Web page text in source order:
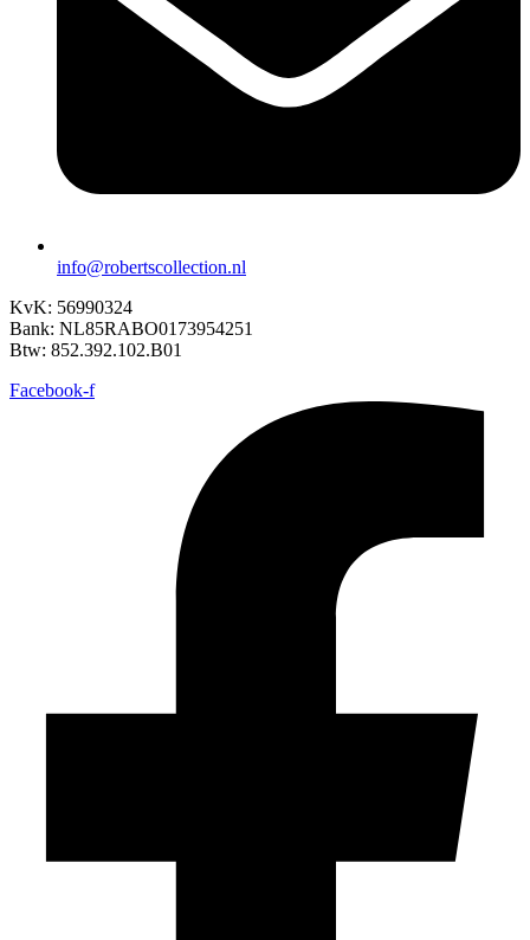
info@robertscollection.nl
KvK: 56990324
Bank: NL85RABO0173954251
Btw: 852.392.102.B01
Facebook-f